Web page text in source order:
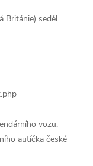
Británie) seděl
vozu,
autíčka české